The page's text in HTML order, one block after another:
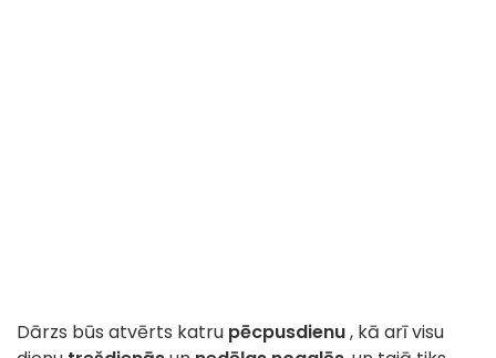
Dārzs būs atvērts katru pēcpusdienu, kā arī visu